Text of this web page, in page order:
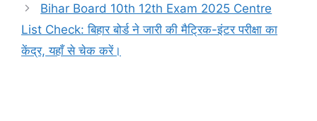
Bihar Board 10th 12th Exam 2025 Centre
List Check: बिहार बोर्ड ने जारी की मैट्रिक-इंटर परीक्षा का
केंद्र, यहाँ से चेक करें।